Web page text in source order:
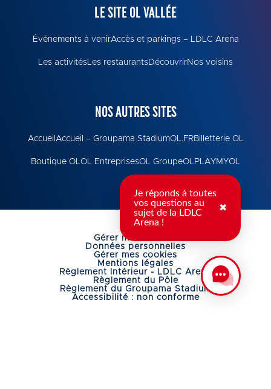
LE SITE OL VALLÉE
Événements à venirAccès et parkings – LDLC Arena
Les activitésLes restaurantsDécouvrirNos voisins
NOS AUTRES SITES
Accueil Accueil – Groupama StadiumOL.FRBilletterie OL
Boutique OLOL EntreprisesOL GroupeOLPLAY MYOL
Gérer mes cookies
Données personnelles
Gérer mes cookies
Mentions légales
Règlement Intérieur - LDLC Arena
Règlement du Pôle
Règlement du Groupama Stadium
Accessibilité : non conforme
Je réponds à toutes
vos questions au
sujet de la LDLC
Arena !
✖